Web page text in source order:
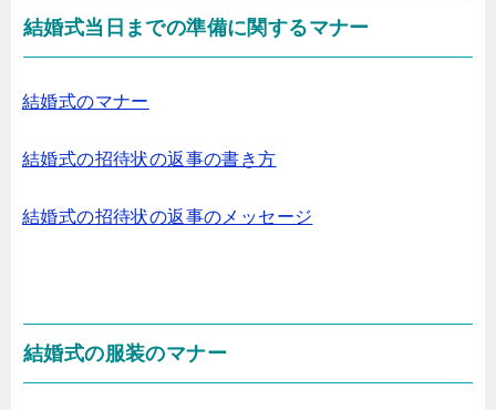
結婚式当日までの準備に関するマナー
結婚式のマナー
結婚式の招待状の返事の書き方
結婚式の招待状の返事のメッセージ
結婚式の服装のマナー